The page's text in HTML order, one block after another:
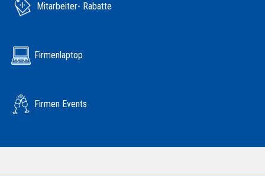
Mitarbeiter- Rabatte
Firmenlaptop
Firmen Events